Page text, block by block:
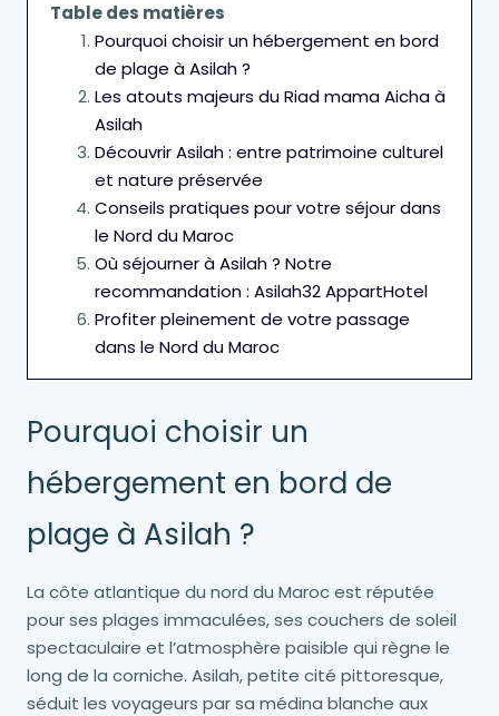
Table des matières
Pourquoi choisir un hébergement en bord
de plage à Asilah ?
Les atouts majeurs du Riad mama Aicha à
Asilah
Découvrir Asilah : entre patrimoine culturel
et nature préservée
Conseils pratiques pour votre séjour dans
le Nord du Maroc
Où séjourner à Asilah ? Notre
recommandation : Asilah32 AppartHotel
Profiter pleinement de votre passage
dans le Nord du Maroc
Pourquoi choisir un
hébergement en bord de
plage à Asilah ?
La côte atlantique du nord du Maroc est réputée
pour ses plages immaculées, ses couchers de soleil
spectaculaire et l’atmosphère paisible qui règne le
long de la corniche. Asilah, petite cité pittoresque,
séduit les voyageurs par sa médina blanche aux